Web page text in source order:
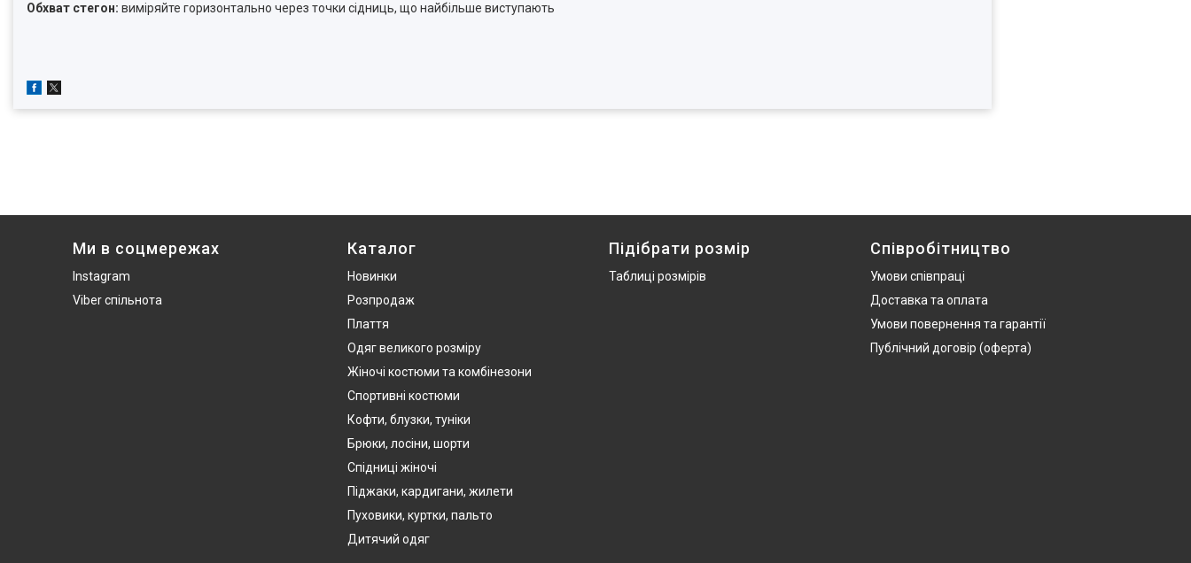
Обхват стегон: виміряйте горизонтально через точки сідниць, що найбільше виступають
Ми в соцмережах
Instagram
Viber спільнота
Каталог
Новинки
Розпродаж
Плаття
Одяг великого розміру
Жіночі костюми та комбінезони
Спортивні костюми
Кофти, блузки, туніки
Брюки, лосіни, шорти
Спідниці жіночі
Піджаки, кардигани, жилети
Пуховики, куртки, пальто
Дитячий одяг
Підібрати розмір
Таблиці розмірів
Співробітництво
Умови співпраці
Доставка та оплата
Умови повернення та гарантії
Публічний договір (оферта)